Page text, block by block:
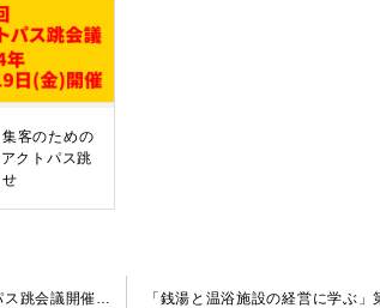
集客のための
クトパス跳
「銭湯と温浴施設の経営に学ぶ